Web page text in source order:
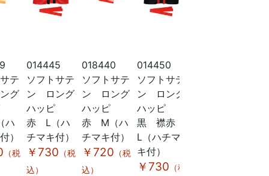
テ
グ
ハ
）
（税
014445
ソフトサテ
ン ロング
ハッピ
赤 L（ハ
チマキ付）
￥730 （税
込）
018440
ソフトサテ
ン ロング
ハッピ
赤 M（ハ
チマキ付）
￥720 （税
込）
014450
ソフトサテ
ン ロング
ハッピ
黒 襟赤
L（ハチマ
キ付）
￥730 （税